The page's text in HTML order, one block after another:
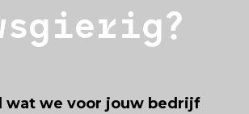
wat we voor jouw bedrijf